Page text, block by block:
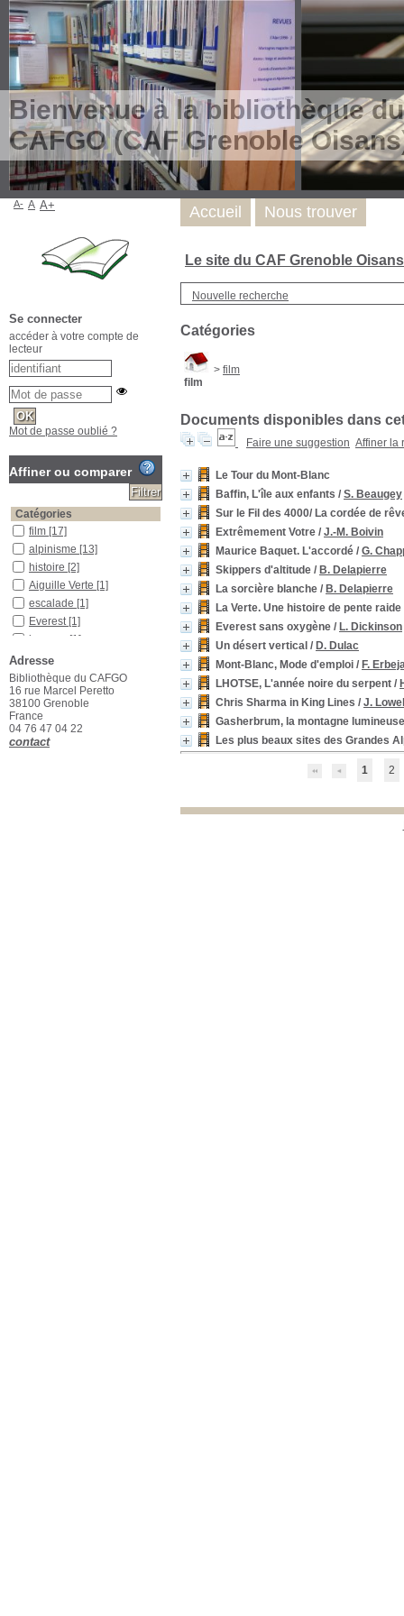
Bienvenue à la bibliothèque du
CAFGO (CAF Grenoble
Le site du CAF Grenoble
Nouvelle recherche
Catégories
> film
film
Documents disponibles dans
Faire une suggestion Affiner la
Le Tour du Mont-Blanc
Baffin, L'île aux enfants / S. Beaugey
Sur le Fil des 4000/ La cordée de
Extrêmement Votre / J.-M. Boivin
Maurice Baquet. L'accordé / G.
Skippers d'altitude / B. Delapierre
La sorcière blanche / B. Delapierre
La Verte. Une histoire de pente raide
Everest sans oxygène / L. Dickinson
Un désert vertical / D. Dulac
Mont-Blanc, Mode d'emploi / F.
LHOTSE, L'année noire du serpent /
Chris Sharma in King Lines / J.
Gasherbrum, la montagne lumineuse
Les plus beaux sites des Grandes
1 2
Accueil Nous trouver
A- A A+
Se connecter
accéder à votre compte de
lecteur
Mot de passe oublié ?
Affiner ou comparer
Catégories
film [17]
alpinisme [13]
histoire [2]
Aiguille Verte [1]
escalade [1]
Everest [1]
humour [1]
manga
musique [1]
randonnée pédestre
récit de vie
ski[1]
ski extrême
Adresse
Bibliothèque du CAFGO
16 rue Marcel Peretto
38100 Grenoble
France
04 76 47 04 22
contact